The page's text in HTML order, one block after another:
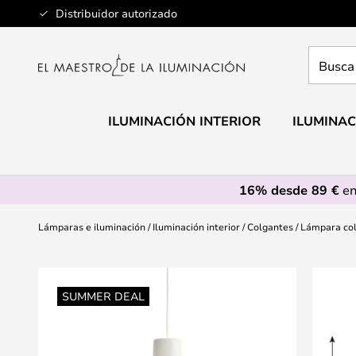
Distribuidor autorizado
Ir
al
aquí
ILUMINACIÓN INTERIOR
16% desde 89 €
Lámparas e iluminación Iluminación interior Colgantes Lámpara
SUMMER DEAL